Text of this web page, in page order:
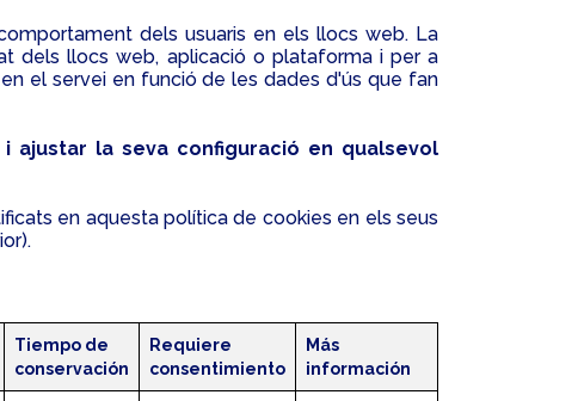
dels usuaris en els llocs web. La
dels llocs web, aplicació o plataforma i per a
el servei en funció de les dades d'ús que fan
la seva configuració en qualsevol
en aquesta política de cookies en els seus
Tiempo de
conservación
Requiere
consentimiento
Más
información